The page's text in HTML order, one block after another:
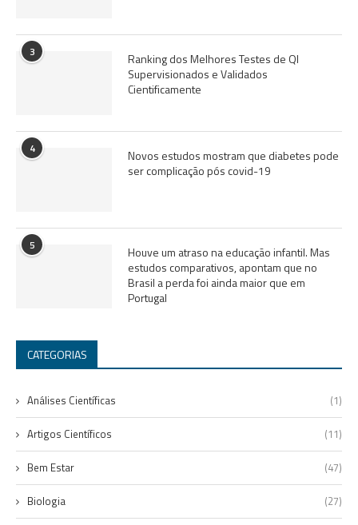
3
Ranking dos Melhores Testes de QI
Supervisionados e Validados
Cientificamente
4
Novos estudos mostram que diabetes pode
ser complicação pós covid-19
5
Houve um atraso na educação infantil. Mas
estudos comparativos, apontam que no
Brasil a perda foi ainda maior que em
Portugal
CATEGORIAS
Análises Científicas (1)
Artigos Científicos (11)
Bem Estar (47)
Biologia (27)